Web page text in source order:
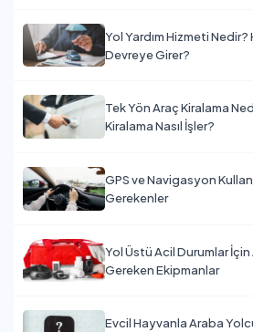
Yol Yardım Hizmeti
Devreye Girer?
Tek Yön Araç Kiralama
Kiralama Nasıl İşler?
GPS ve Navigasyon
Gerekenler
Yol Üstü Acil Durumlar
Gereken Ekipmanlar
Evcil Hayvanla Araba